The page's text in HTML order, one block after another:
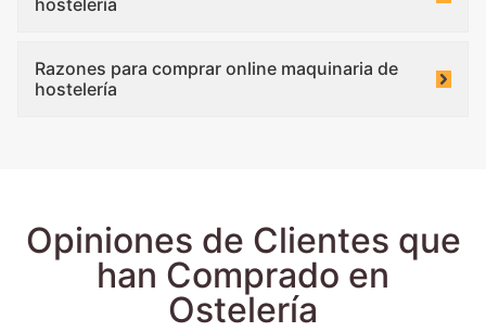
Razones para comprar online maquinaria de
hostelería
Opiniones de Clientes que
han Comprado en
Ostelería